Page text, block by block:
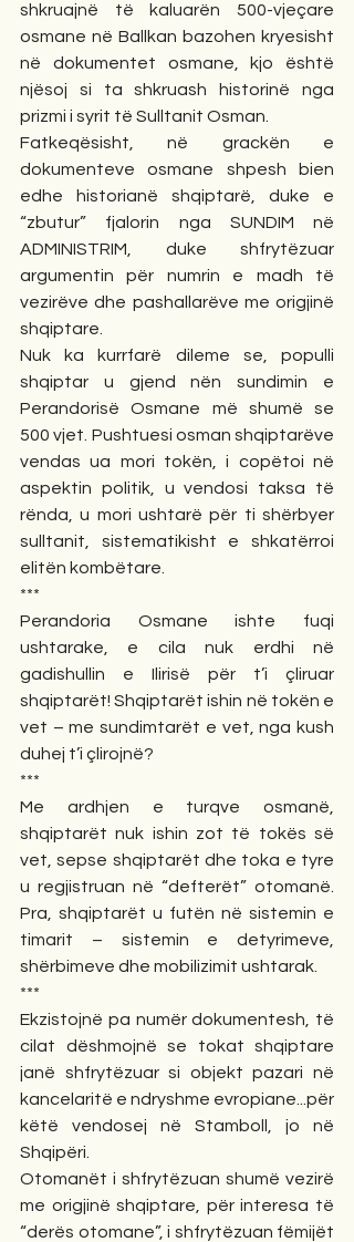
shkruajnë të kaluarën 500-vjeçare
osmane në Ballkan bazohen kryesisht
në dokumentet osmane, kjo është
njësoj si ta shkruash historinë nga
prizmi i syrit të Sulltanit Osman.
Fatkeqësisht, në grackën e
dokumenteve osmane shpesh bien
edhe historianë shqiptarë, duke e
“zbutur” fjalorin nga SUNDIM në
ADMINISTRIM, duke shfrytëzuar
argumentin për numrin e madh të
vezirëve dhe pashallarëve me origjinë
shqiptare.
Nuk ka kurrfarë dileme se, populli
shqiptar u gjend nën sundimin e
Perandorisë Osmane më shumë se
500 vjet. Pushtuesi osman shqiptarëve
vendas ua mori tokën, i copëtoi në
aspektin politik, u vendosi taksa të
rënda, u mori ushtarë për ti shërbyer
sulltanit, sistematikisht e shkatërroi
elitën kombëtare.
***
Perandoria Osmane ishte fuqi
ushtarake, e cila nuk erdhi në
gadishullin e Ilirisë për t’i çliruar
shqiptarët! Shqiptarët ishin në tokën e
vet – me sundimtarët e vet, nga kush
duhej t’i çlirojnë?
***
Me ardhjen e turqve osmanë,
shqiptarët nuk ishin zot të tokës së
vet, sepse shqiptarët dhe toka e tyre
u regjistruan në “defterët” otomanë.
Pra, shqiptarët u futën në sistemin e
timarit – sistemin e detyrimeve,
shërbimeve dhe mobilizimit ushtarak.
***
Ekzistojnë pa numër dokumentesh, të
cilat dëshmojnë se tokat shqiptare
janë shfrytëzuar si objekt pazari në
kancelaritë e ndryshme evropiane...për
këtë vendosej në Stamboll, jo në
Shqipëri.
Otomanët i shfrytëzuan shumë vezirë
me origjinë shqiptare, për interesa të
“derës otomane”, i shfrytëzuan fëmijët